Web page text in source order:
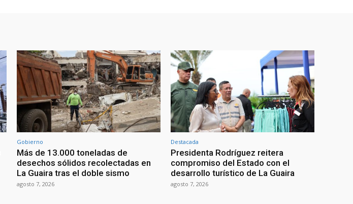
Gobierno
Más de 13.000 toneladas de
desechos sólidos recolectadas en
La Guaira tras el doble sismo
agosto 7, 2026
Destacada
Presidenta Rodríguez reitera
compromiso del Estado con el
desarrollo turístico de La Guaira
agosto 7, 2026